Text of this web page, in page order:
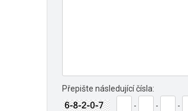
Přepište následující čísla:
-
- -